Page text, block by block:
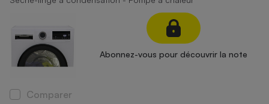
Abonnez-vous pour découvrir la note
Comparer